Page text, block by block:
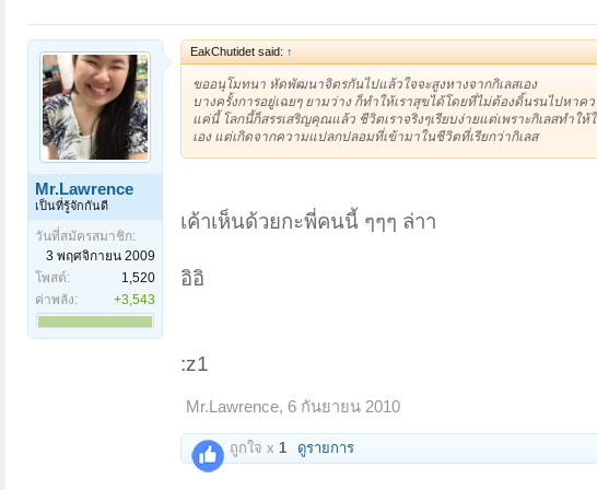
Mr.Lawrence
เป็นที่รู้จักกันดี
วันที่สมัครสมาชิก:
3 พฤศจิกายน 2009
โพสต์:
1,520
ค่าพลัง:
+3,543
EakChutidet said: ↑
ขออนุโมทนา หัดพัฒนาจิตรกันไปแล้วใจจะสูงหางจากกิเลสเอง
บางครั้งการอยู่เฉยๆ ยามว่าง ก็ทำให้เราสุขได้โดยที่ไม่ต้องดิ้นรนไปหา
แค่นี้ โลกนี้ก็สรรเสริญคุณแล้ว ชีวิตเราจริงๆเรียบง่ายแต่เพราะกิเลสทำใ
เอง แต่เกิดจากความแปลกปลอมที่เข้ามาในชีวิตที่เรียกว่ากิเลส
เค้าเห็นด้วยกะพี่คนนี้ ๆๆๆ ล่าา
อิอิ
:z1
Mr.Lawrence, 6 กันยายน 2010
ถูกใจ x 1 ดูรายการ